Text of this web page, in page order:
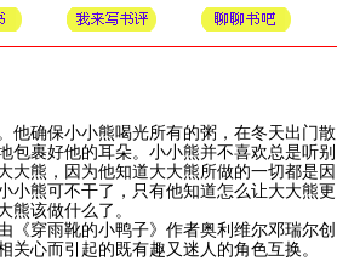
他确保小小熊喝光所有的粥，在冬天出门散
包裹好他的耳朵。小小熊并不喜欢总是听别
大熊，因为他知道大大熊所做的一切都是因
小熊可不干了，只有他知道怎么让大大熊更
熊该做什么了。
穿雨靴的小鸭子》作者奥利维尔邓瑞尔创
关心而引起的既有趣又迷人的角色互换。